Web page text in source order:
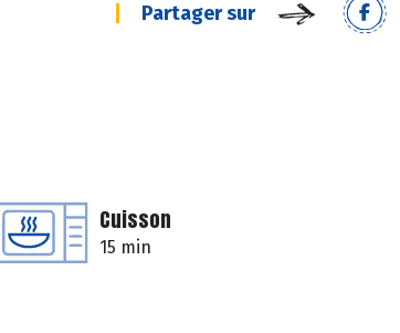
Partager sur
Cuisson
15 min